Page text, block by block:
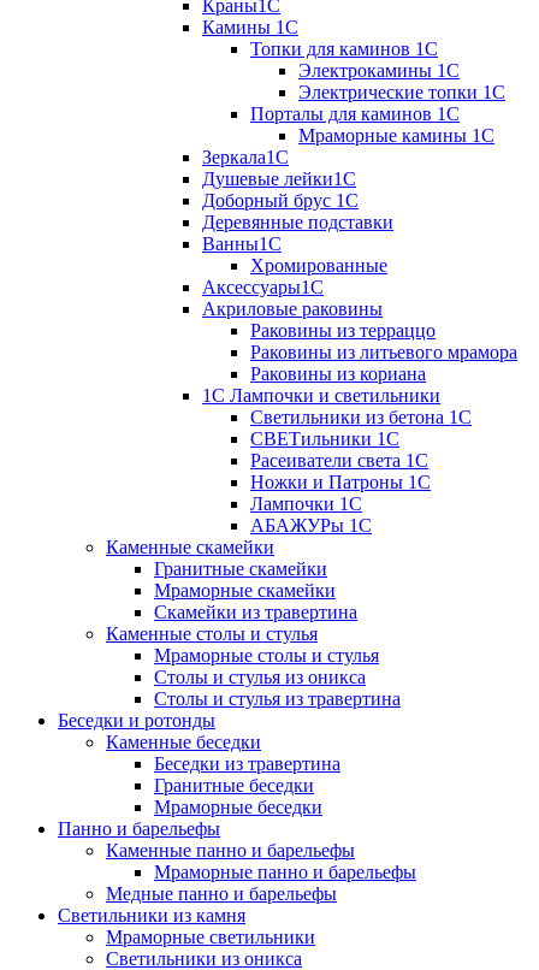
Краны1С
Камины 1C
Топки для каминов 1C
Электрокамины 1С
Электрические топки 1C
Порталы для каминов 1С
Мраморные камины 1C
Зеркала1С
Душевые лейки1С
Доборный брус 1С
Деревянные подставки
Ванны1С
Хромированные
Аксессуары1С
Акриловые раковины
Раковины из терраццо
Раковины из литьевого мрамора
Раковины из кориана
1С Лампочки и светильники
Светильники из бетона 1С
СВЕТильники 1С
Расеиватели света 1С
Ножки и Патроны 1С
Лампочки 1С
АБАЖУРы 1С
Каменные скамейки
Гранитные скамейки
Мраморные скамейки
Скамейки из травертина
Каменные столы и стулья
Мраморные столы и стулья
Столы и стулья из оникса
Столы и стулья из травертина
Беседки и ротонды
Каменные беседки
Беседки из травертина
Гранитные беседки
Мраморные беседки
Панно и барельефы
Каменные панно и барельефы
Мраморные панно и барельефы
Медные панно и барельефы
Светильники из камня
Мраморные светильники
Светильники из оникса